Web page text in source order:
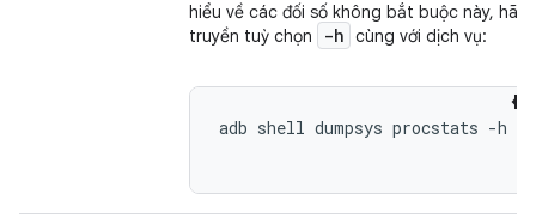
hiểu về các đối số không bắt buộc này, hãy
truyền tuỳ chọn
-h cùng với dịch vụ:
adb shell dumpsys procstats -h